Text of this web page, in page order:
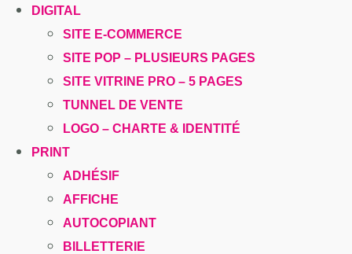
DIGITAL
SITE E-COMMERCE
SITE POP – PLUSIEURS PAGES
SITE VITRINE PRO – 5 PAGES
TUNNEL DE VENTE
LOGO – CHARTE & IDENTITÉ
PRINT
ADHÉSIF
AFFICHE
AUTOCOPIANT
BILLETTERIE